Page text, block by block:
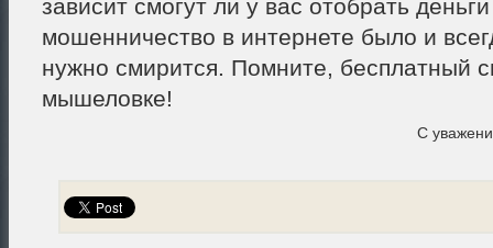
зависит смогут ли у вас отобрать
мошенничество в интернете было и
нужно смирится. Помните, бесплатный
мышеловке!
С